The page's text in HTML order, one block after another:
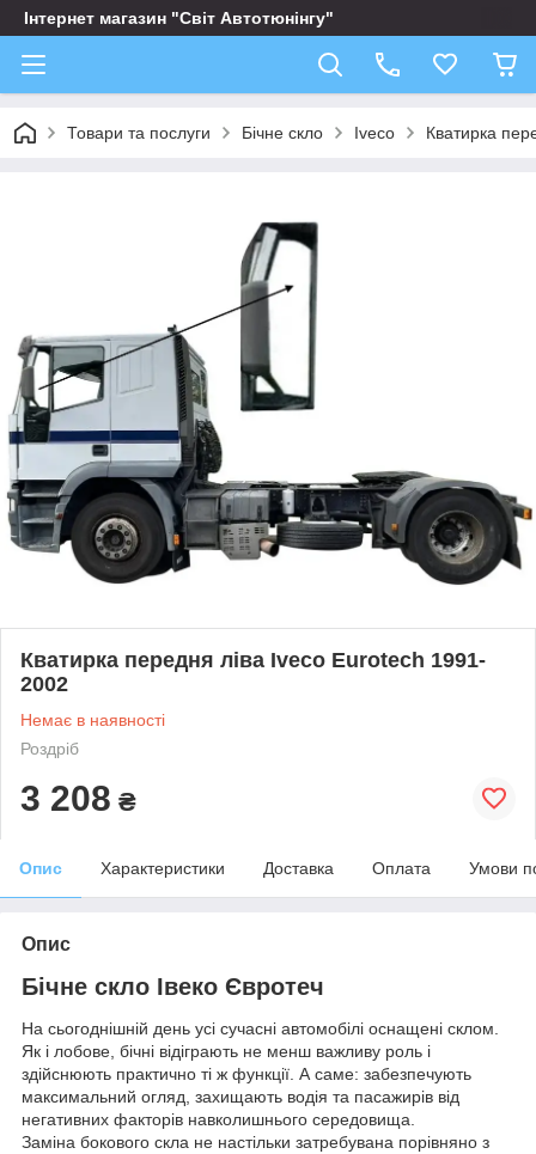
Інтернет магазин "Світ Автотюнінгу"
Товари та послуги Бічне скло Iveco Кватирка
Кватирка передня ліва Iveco Eurotech 1991-
2002
Немає в наявності
Роздріб
3 208 ₴
Опис Характеристики Доставка Оплата Умови
Опис
Бічне скло Івеко Євротеч
На сьогоднішній день усі сучасні автомобілі оснащені склом.
Як і лобове, бічні відіграють не менш важливу роль і
здійснюють практично ті ж функції. А саме: забезпечують
максимальний огляд, захищають водія та пасажирів від
негативних факторів навколишнього середовища.
Заміна бокового скла не настільки затребувана порівняно з